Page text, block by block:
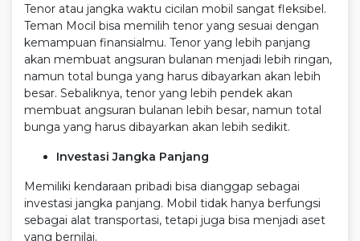
Tenor atau jangka waktu cicilan mobil sangat fleksibel.
Teman Mocil bisa memilih tenor yang sesuai dengan
kemampuan finansialmu. Tenor yang lebih panjang
akan membuat angsuran bulanan menjadi lebih ringan,
namun total bunga yang harus dibayarkan akan lebih
besar. Sebaliknya, tenor yang lebih pendek akan
membuat angsuran bulanan lebih besar, namun total
bunga yang harus dibayarkan akan lebih sedikit.
Investasi Jangka Panjang
Memiliki kendaraan pribadi bisa dianggap sebagai
investasi jangka panjang. Mobil tidak hanya berfungsi
sebagai alat transportasi, tetapi juga bisa menjadi aset
yang bernilai.